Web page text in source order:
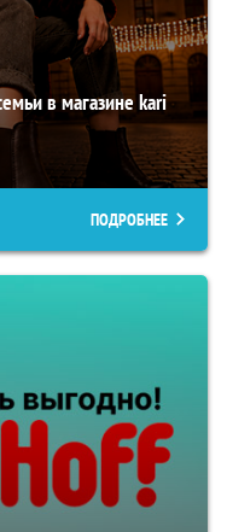
в магазине kari
ПОДРОБНЕЕ